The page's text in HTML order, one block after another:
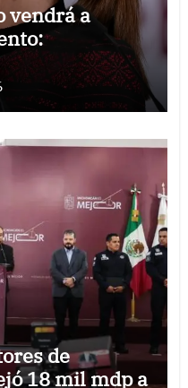
vendrá a
de
18 mil mdp a